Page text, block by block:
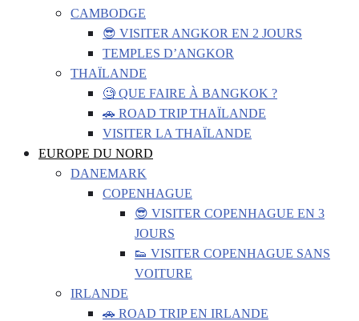
CAMBODGE
😎 VISITER ANGKOR EN 2 JOURS
TEMPLES D’ANGKOR
THAÏLANDE
🧐 QUE FAIRE À BANGKOK ?
🚗 ROAD TRIP THAÏLANDE
VISITER LA THAÏLANDE
EUROPE DU NORD
DANEMARK
COPENHAGUE
😎 VISITER COPENHAGUE EN 3
JOURS
👟 VISITER COPENHAGUE SANS
VOITURE
IRLANDE
🚗 ROAD TRIP EN IRLANDE